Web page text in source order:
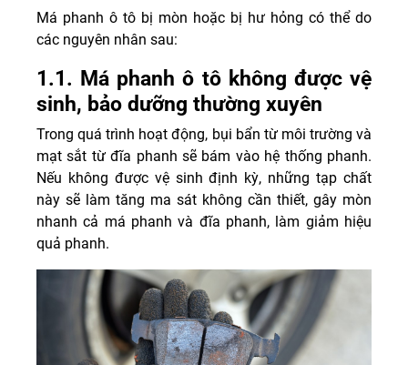
Má phanh ô tô bị mòn hoặc bị hư hỏng có thể do
các nguyên nhân sau:
1.1. Má phanh ô tô không được vệ
sinh, bảo dưỡng thường xuyên
Trong quá trình hoạt động, bụi bẩn từ môi trường và
mạt sắt từ đĩa phanh sẽ bám vào hệ thống phanh.
Nếu không được vệ sinh định kỳ, những tạp chất
này sẽ làm tăng ma sát không cần thiết, gây mòn
nhanh cả má phanh và đĩa phanh, làm giảm hiệu
quả phanh.